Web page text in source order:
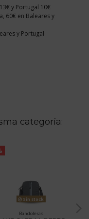
y Portugal 10€
60€ en Baleares y
y Portugal
categoría:
Sin stock
Bandoleras